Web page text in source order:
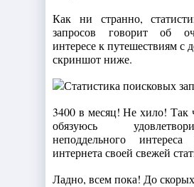
Как ни странно,
запросов говорит об
интересе к путешествиям с
скриншот ниже.
3400 в месяц! Не хило! Так
обязуюсь
неподдельного интереса
интернета своей свежей
Ладно, всем пока! До